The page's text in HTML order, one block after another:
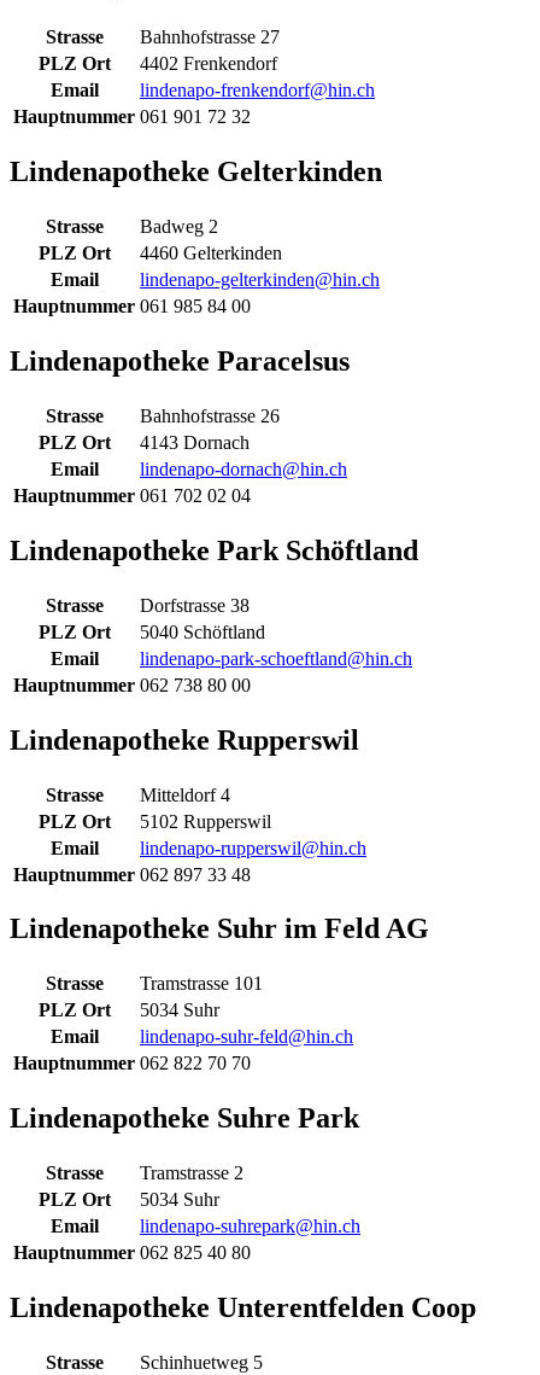
Strasse
Bahnhofstrasse 27
PLZ Ort
4402 Frenkendorf
Email
lindenapo-frenkendorf@hin.ch
Hauptnummer 061 901 72 32
Lindenapotheke Gelterkinden
Strasse
Badweg 2
PLZ Ort
4460 Gelterkinden
Email
lindenapo-gelterkinden@hin.ch
Hauptnummer 061 985 84 00
Lindenapotheke Paracelsus
Strasse
Bahnhofstrasse 26
PLZ Ort
4143 Dornach
Email
lindenapo-dornach@hin.ch
Hauptnummer 061 702 02 04
Lindenapotheke Park Schöftland
Strasse
Dorfstrasse 38
PLZ Ort
5040 Schöftland
Email
lindenapo-park-schoeftland@hin.ch
Hauptnummer 062 738 80 00
Lindenapotheke Rupperswil
Strasse
Mitteldorf 4
PLZ Ort
5102 Rupperswil
Email
lindenapo-rupperswil@hin.ch
Hauptnummer 062 897 33 48
Lindenapotheke Suhr im Feld AG
Strasse
Tramstrasse 101
PLZ Ort
5034 Suhr
Email
lindenapo-suhr-feld@hin.ch
Hauptnummer 062 822 70 70
Lindenapotheke Suhre Park
Strasse
Tramstrasse 2
PLZ Ort
5034 Suhr
Email
lindenapo-suhrepark@hin.ch
Hauptnummer 062 825 40 80
Lindenapotheke Unterentfelden Coop
Strasse Schinhuetweg 5